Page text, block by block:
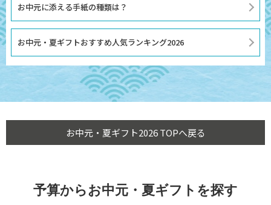
お中元に添える手紙の種類は？
お中元・夏ギフトおすすめ人気ランキング2026
お中元・夏ギフト2026 TOPへ戻る
予算からお中元・夏ギフトを探す